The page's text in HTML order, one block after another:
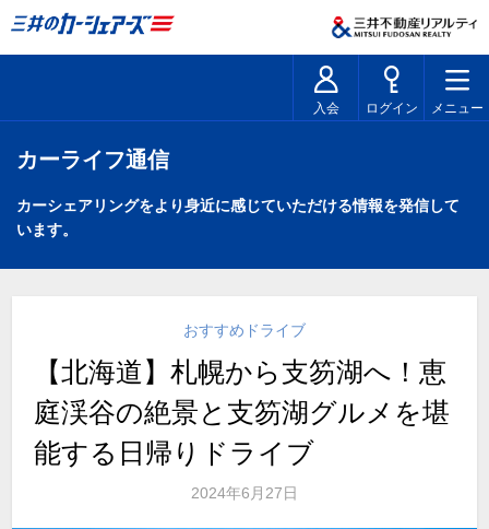
入会 ログイン メニュー
カーライフ通信
カーシェアリングをより身近に感じていただける情報を発信して
います。
おすすめドライブ
【北海道】札幌から支笏湖へ！恵
庭渓谷の絶景と支笏湖グルメを堪
能する日帰りドライブ
2024年6月27日